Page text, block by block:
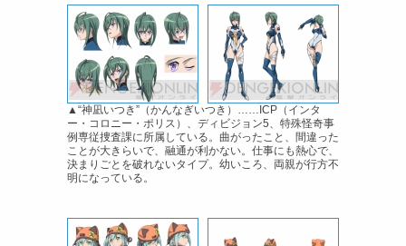
▲“神凪いつき”（かんなぎいつき）……ICP（インタ
ー・コロニー・ポリス）、ディビジョン5、特殊怪奇事
例専従捜査課に所属している。曲がったこと、間違った
ことが大きらいで、融通が利かない。仕事にも熱心で、
決まりごとを破れないタイプ。幼いころ、両親が行方不
明になっている。